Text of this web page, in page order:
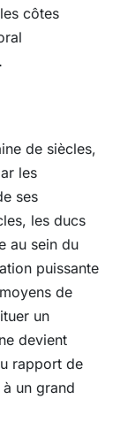
côtes
de siècles,
les
ses
les ducs
au sein du
puissante
de
un
devient
rapport de
un grand